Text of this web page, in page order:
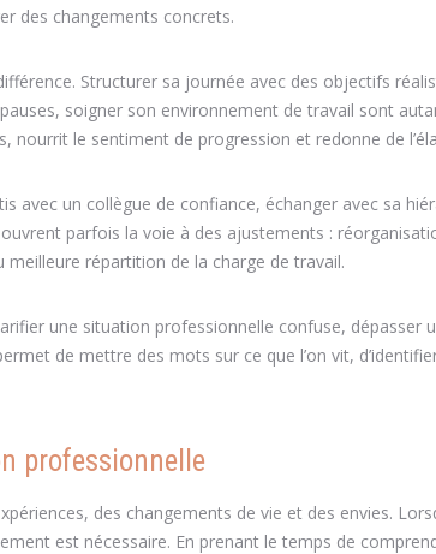
des changements concrets.
Structurer sa journée avec des objectifs
soigner son environnement de travail sont
nourrit le sentiment de progression et redonne de
avec un collègue de confiance, échanger avec sa
parfois la voie à des ajustements :
répartition de la charge de travail.
une situation professionnelle confuse, dépasser
de mettre des mots sur ce que l’on vit,
professionnelle
des changements de vie et des envies.
est nécessaire. En prenant le temps de